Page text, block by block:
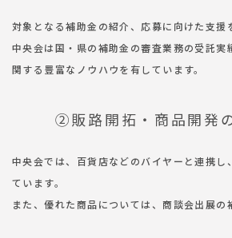
対象となる補助金の紹介、応募に向けた支援
中央会は国・県の補助金の審査業務の受託実
関する豊富なノウハウを有しています。
➁販路開拓・商品開発
中央会では、百貨店などのバイヤーと連携し
ています。
また、優れた商品については、商談会出展の